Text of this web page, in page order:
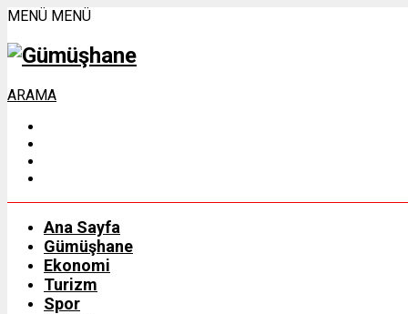
MENÜ MENÜ
ARAMA
Ana Sayfa
Gümüşhane
Ekonomi
Turizm
Spor